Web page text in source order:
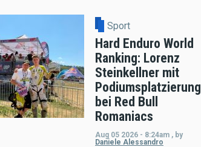
Sport
Hard Enduro World
Ranking: Lorenz
Steinkellner mit
Podiumsplatzierung
bei Red Bull
Romaniacs
Aug 05 2026 - 8:24am , by
Daniele Alessandro